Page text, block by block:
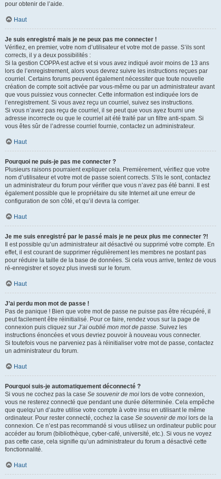
pour obtenir de l’aide.
Haut
Je suis enregistré mais je ne peux pas me connecter !
Vérifiez, en premier, votre nom d’utilisateur et votre mot de passe. S’ils sont
corrects, il y a deux possibilités :
Si la gestion COPPA est active et si vous avez indiqué avoir moins de 13 ans
lors de l’enregistrement, alors vous devrez suivre les instructions reçues par
courriel. Certains forums peuvent également nécessiter que toute nouvelle
création de compte soit activée par vous-même ou par un administrateur avant
que vous puissiez vous connecter. Cette information est indiquée lors de
l’enregistrement. Si vous avez reçu un courriel, suivez ses instructions.
Si vous n’avez pas reçu de courriel, il se peut que vous ayez fourni une
adresse incorrecte ou que le courriel ait été traité par un filtre anti-spam. Si
vous êtes sûr de l’adresse courriel fournie, contactez un administrateur.
Haut
Pourquoi ne puis-je pas me connecter ?
Plusieurs raisons pourraient expliquer cela. Premièrement, vérifiez que votre
nom d’utilisateur et votre mot de passe soient corrects. S’ils le sont, contactez
un administrateur du forum pour vérifier que vous n’avez pas été banni. Il est
également possible que le propriétaire du site Internet ait une erreur de
configuration de son côté, et qu’il devra la corriger.
Haut
Je me suis enregistré par le passé mais je ne peux plus me connecter ?!
Il est possible qu’un administrateur ait désactivé ou supprimé votre compte. En
effet, il est courant de supprimer régulièrement les membres ne postant pas
pour réduire la taille de la base de données. Si cela vous arrive, tentez de vous
ré-enregistrer et soyez plus investi sur le forum.
Haut
J’ai perdu mon mot de passe !
Pas de panique ! Bien que votre mot de passe ne puisse pas être récupéré, il
peut facilement être réinitialisé. Pour ce faire, rendez vous sur la page de
connexion puis cliquez sur J’ai oublié mon mot de passe. Suivez les
instructions énoncées et vous devriez pouvoir à nouveau vous connecter.
Si toutefois vous ne parveniez pas à réinitialiser votre mot de passe, contactez
un administrateur du forum.
Haut
Pourquoi suis-je automatiquement déconnecté ?
Si vous ne cochez pas la case Se souvenir de moi lors de votre connexion,
vous ne resterez connecté que pendant une durée déterminée. Cela empêche
que quelqu’un d’autre utilise votre compte à votre insu en utilisant le même
ordinateur. Pour rester connecté, cochez la case Se souvenir de moi lors de la
connexion. Ce n’est pas recommandé si vous utilisez un ordinateur public pour
accéder au forum (bibliothèque, cyber-café, université, etc.). Si vous ne voyez
pas cette case, cela signifie qu’un administrateur du forum a désactivé cette
fonctionnalité.
Haut